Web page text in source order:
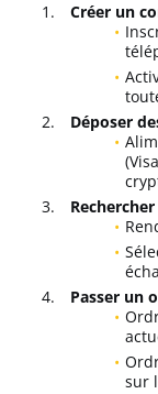
Créer un
Déposer
Passer un
sur